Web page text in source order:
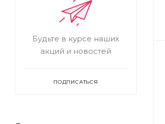
Будьте в курсе наших
акций и новостей
ПОДПИСАТЬСЯ